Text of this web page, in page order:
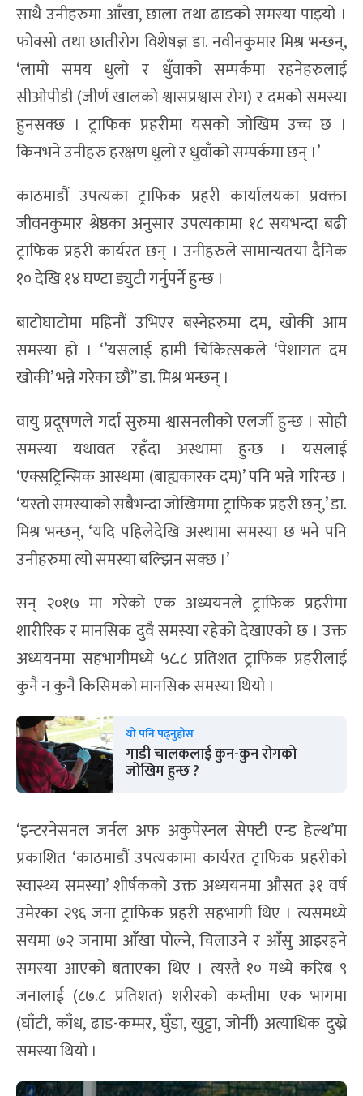
साथै उनीहरुमा आँखा, छाला तथा ढाडको समस्या पाइयो ।
फोक्सो तथा छातीरोग विशेषज्ञ डा. नवीनकुमार मिश्र भन्छन्,
‘लामो समय धुलो र धुँवाको सम्पर्कमा रहनेहरुलाई
सीओपीडी (जीर्ण खालको श्वासप्रश्वास रोग) र दमको समस्या
हुनसक्छ । ट्राफिक प्रहरीमा यसको जोखिम उच्च छ ।
किनभने उनीहरु हरक्षण धुलो र धुवाँको सम्पर्कमा छन् ।’
काठमाडौं उपत्यका ट्राफिक प्रहरी कार्यालयका प्रवक्ता
जीवनकुमार श्रेष्ठका अनुसार उपत्यकामा १८ सयभन्दा बढी
ट्राफिक प्रहरी कार्यरत छन् । उनीहरुले सामान्यतया दैनिक
१० देखि १४ घण्टा ड्युटी गर्नुपर्ने हुन्छ ।
बाटोघाटोमा महिनौं उभिएर बस्नेहरुमा दम, खोकी आम
समस्या हो । ‘’यसलाई हामी चिकित्सकले ‘पेशागत दम
खोकी’ भन्ने गरेका छौं’’ डा. मिश्र भन्छन् ।
वायु प्रदूषणले गर्दा सुरुमा श्वासनलीको एलर्जी हुन्छ । सोही
समस्या यथावत रहँदा अस्थामा हुन्छ । यसलाई
‘एक्सट्रिन्सिक आस्थमा (बाह्यकारक दम)’ पनि भन्ने गरिन्छ ।
‘यस्तो समस्याको सबैभन्दा जोखिममा ट्राफिक प्रहरी छन्,’ डा.
मिश्र भन्छन्, ‘यदि पहिलेदेखि अस्थामा समस्या छ भने पनि
उनीहरुमा त्यो समस्या बल्झिन सक्छ ।’
सन् २०१७ मा गरेको एक अध्ययनले ट्राफिक प्रहरीमा
शारीरिक र मानसिक दुवै समस्या रहेको देखाएको छ । उक्त
अध्ययनमा सहभागीमध्ये ५८.८ प्रतिशत ट्राफिक प्रहरीलाई
कुनै न कुनै किसिमको मानसिक समस्या थियो ।
यो पनि पढ्नुहोस
गाडी चालकलाई कुन-कुन रोगको
जोखिम हुन्छ ?
‘इन्टरनेसनल जर्नल अफ अकुपेस्नल सेफ्टी एन्ड हेल्थ’मा
प्रकाशित ‘काठमाडौं उपत्यकामा कार्यरत ट्राफिक प्रहरीको
स्वास्थ्य समस्या’ शीर्षकको उक्त अध्ययनमा औसत ३१ वर्ष
उमेरका २९६ जना ट्राफिक प्रहरी सहभागी थिए । त्यसमध्ये
सयमा ७२ जनामा आँखा पोल्ने, चिलाउने र आँसु आइरहने
समस्या आएको बताएका थिए । त्यस्तै १० मध्ये करिब ९
जनालाई (८७.८ प्रतिशत) शरीरको कम्तीमा एक भागमा
(घाँटी, काँध, ढाड-कम्मर, घुँडा, खुट्टा, जोर्नी) अत्याधिक दुख्ने
समस्या थियो ।